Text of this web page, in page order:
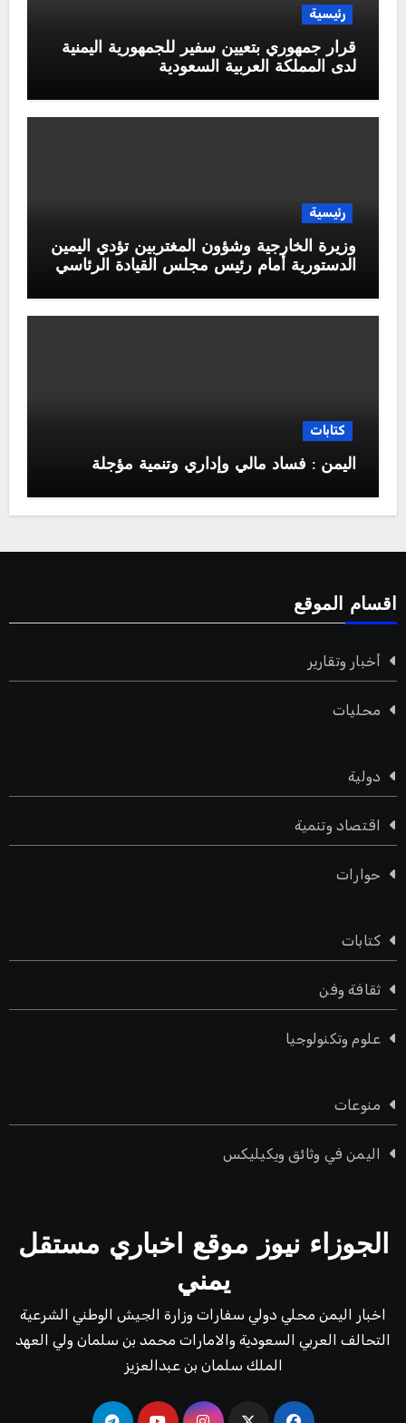
رئيسية
قرار جمهوري بتعيين سفير للجمهورية اليمنية
لدى المملكة العربية السعودية
رئيسية
وزيرة الخارجية وشؤون المغتربين تؤدي اليمين
الدستورية أمام رئيس مجلس القيادة الرئاسي
كتابات
اليمن : فساد مالي وإداري وتنمية مؤجلة
اقسام الموقع
أخبار وتقارير
محليات
دولية
اقتصاد وتنمية
حوارات
كتابات
ثقافة وفن
علوم وتكنولوجيا
منوعات
اليمن في وثائق ويكيليكس
الجوزاء نيوز موقع اخباري مستقل
يمني
اخبار اليمن محلي دولي سفارات وزارة الجيش الوطني الشرعية
التحالف العربي السعودية والامارات محمد بن سلمان ولي العهد
الملك سلمان بن عبدالعزيز